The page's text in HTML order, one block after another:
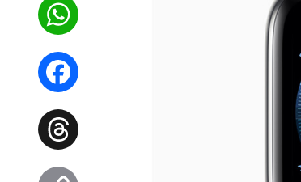
WhatsApp
Facebook
Threads